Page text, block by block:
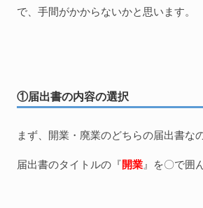
で、手間がかからないかと思います。
①届出書の内容の選択
まず、開業・廃業のどちらの届出書な
届出書のタイトルの『開業 』を〇で囲